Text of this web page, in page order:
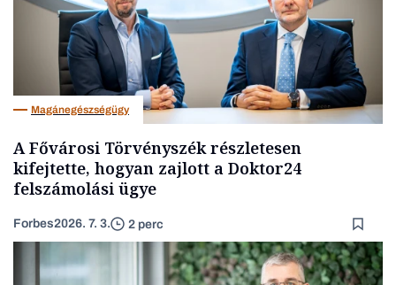
Magánegészségügy
A Fővárosi Törvényszék részletesen
kifejtette, hogyan zajlott a Doktor24
felszámolási ügye
Forbes2026. 7. 3. 2 perc